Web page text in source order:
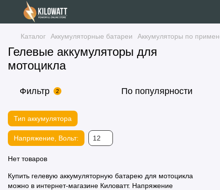
Каталог Аккумуляторные батареи Аккумуляторы по
Гелевые аккумуляторы для
мотоцикла
Фильтр 2 По популярности
Тип аккумулятора
Напряжение, Вольт: 12
Нет товаров
Купить гелевую аккумуляторную батарею для мотоцикла
можно в интернет-магазине Киловатт. Напряжение